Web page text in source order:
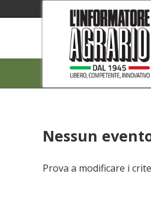
Nessun
Prova a modificare i